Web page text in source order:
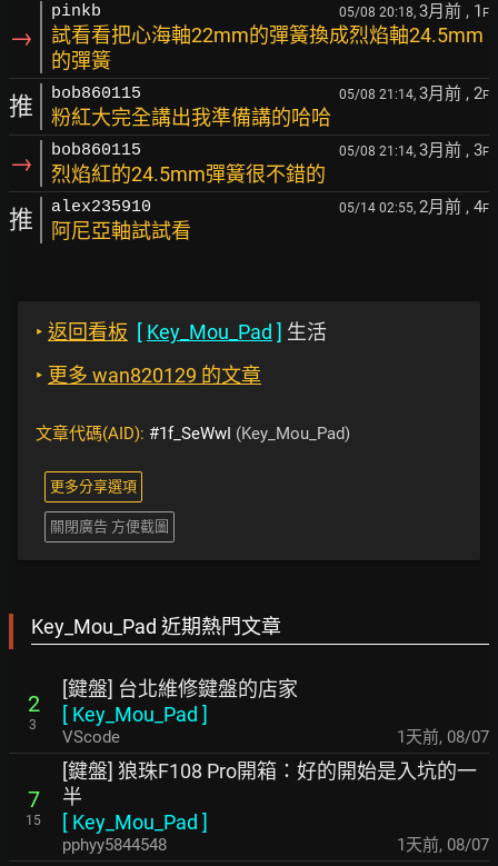
→
pinkb 05/08 20:18, 3月前 , 1 F
試看看把心海軸22mm的彈簧換成烈焰軸24.5mm
的彈簧
推 bob860115 05/08 21:14, 3月前 , 2F
粉紅大完全講出我準備講的哈哈
→ bob860115 05/08 21:14, 3月前 , 3F
烈焰紅的24.5mm彈簧很不錯的
推 alex235910 05/14 02:55, 2月前 , 4F
阿尼亞軸試試看
‣ 返回看板 [ Key_Mou_Pad ] 生活
‣ 更多 wan820129 的文章
文章代碼(AID): #1f_SeWwI (Key_Mou_Pad)
更多分享選項
關閉廣告 方便截圖
Key_Mou_Pad 近期熱門文章
2
3
[鍵盤] 台北維修鍵盤的店家
[ Key_Mou_Pad ]
VScode 1天前, 08/07
7
15
[鍵盤] 狼珠F108 Pro開箱：好的開始是入坑的一
半
[ Key_Mou_Pad ]
pphyy5844548 1天前, 08/07